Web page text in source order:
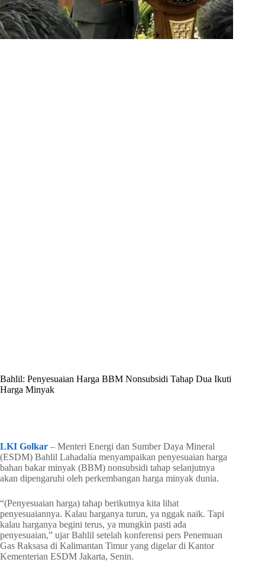
Bahlil: Penyesuaian Harga BBM Nonsubsidi Tahap Dua Ikuti
Harga Minyak
LKI Golkar – Menteri Energi dan Sumber Daya Mineral
(ESDM) Bahlil Lahadalia menyampaikan penyesuaian harga
bahan bakar minyak (BBM) nonsubsidi tahap selanjutnya
akan dipengaruhi oleh perkembangan harga minyak dunia.
“(Penyesuaian harga) tahap berikutnya kita lihat
penyesuaiannya. Kalau harganya turun, ya nggak naik. Tapi
kalau harganya begini terus, ya mungkin pasti ada
penyesuaian,” ujar Bahlil setelah konferensi pers Penemuan
Gas Raksasa di Kalimantan Timur yang digelar di Kantor
Kementerian ESDM Jakarta, Senin.